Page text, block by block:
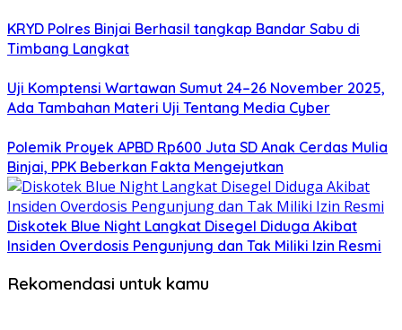
KRYD Polres Binjai Berhasil tangkap Bandar Sabu di
Timbang Langkat
Uji Komptensi Wartawan Sumut 24–26 November 2025,
Ada Tambahan Materi Uji Tentang Media Cyber
Polemik Proyek APBD Rp600 Juta SD Anak Cerdas Mulia
Binjai, PPK Beberkan Fakta Mengejutkan
Diskotek Blue Night Langkat Disegel Diduga Akibat
Insiden Overdosis Pengunjung dan Tak Miliki Izin Resmi
Rekomendasi untuk kamu